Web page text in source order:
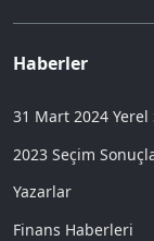
Haberler
31 Mart 2024 Yerel
2023 Seçim
Yazarlar
Finans Haberleri